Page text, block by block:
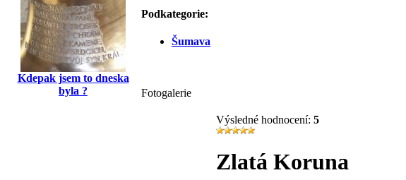
Kdepak jsem to dneska
byla ?
Podkategorie:
Šumava
Fotogalerie
Výsledné hodnocení: 5
Zlatá Koruna